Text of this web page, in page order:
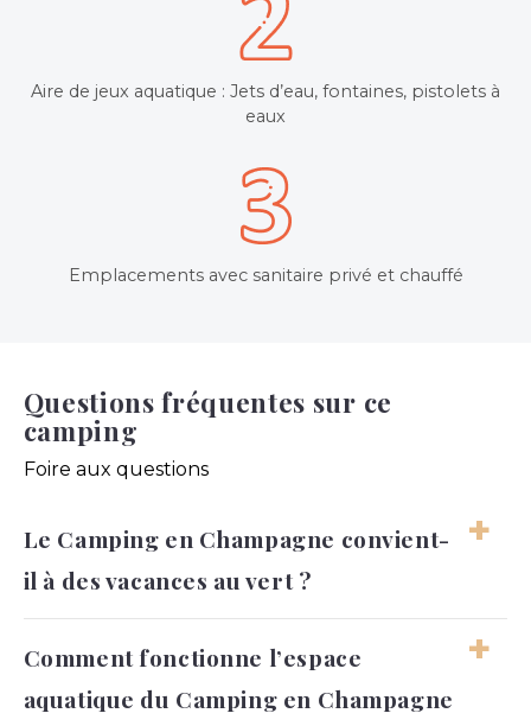
Aire de jeux aquatique : Jets d’eau, fontaines, pistolets à
eaux
Emplacements avec sanitaire privé et chauffé
Questions fréquentes sur ce
camping
Foire aux questions
Le Camping en Champagne convient-
il à des vacances au vert ?
Oui, le Camping en Champagne s’adresse
particulièrement aux voyageurs qui recherchent
un environnement plus naturel et reposant en
Comment fonctionne l’espace
aquatique du Camping en Champagne